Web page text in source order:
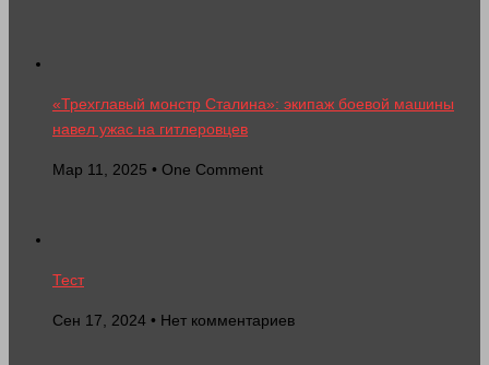
«Трехглавый монстр Сталина»: экипаж боевой машины
навел ужас на гитлеровцев
Мар 11, 2025 • One Comment
Тест
Сен 17, 2024 • Нет комментариев